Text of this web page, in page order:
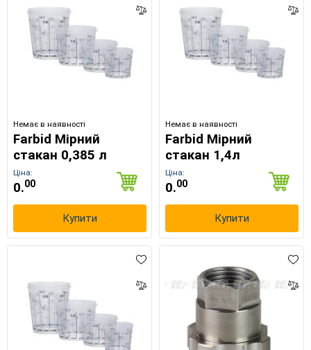
Немає в наявності
Farbid Мірний
стакан 0,385 л
Ціна:
0.00
Купити
Немає в наявності
Farbid Мірний
стакан 1,4л
Ціна:
0.00
Купити